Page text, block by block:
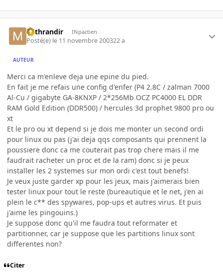
Mithrandir INpactien
Posté(e) le 11 novembre 200322 a
AUTEUR
Merci ca m'enleve deja une epine du pied.
En fait je me refais une config d'enfer (P4 2.8C / zalman 7000
Al-Cu / gigabyte GA-8KNXP / 2*256Mb OCZ PC4000 EL DDR
RAM Gold Edition (DDR500) / hercules 3d prophet 9800 pro ou
xt
Et le pro ou xt depend si je dois me monter un second ordi
pour linux ou pas (j'ai deja qqs composants qui prennent la
poussiere donc ca me couterait pas trop chere mais il me
faudrait racheter un proc et de la ram) donc si je peux
installer les 2 systemes sur mon ordi c'est tout benefs!
Je veux juste garder xp pour les jeux, mais j'aimerais bien
tester linux pour tout le reste (bureautique et le net, j'en ai
plein le c** des spywares, pop-ups et autres virus. Et puis
j'aime les pingouins.)
Je suppose donc qu'il me faudra tout reformater et
partitionner, car je suppose que les partitions linux sont
differentes non?
Citer